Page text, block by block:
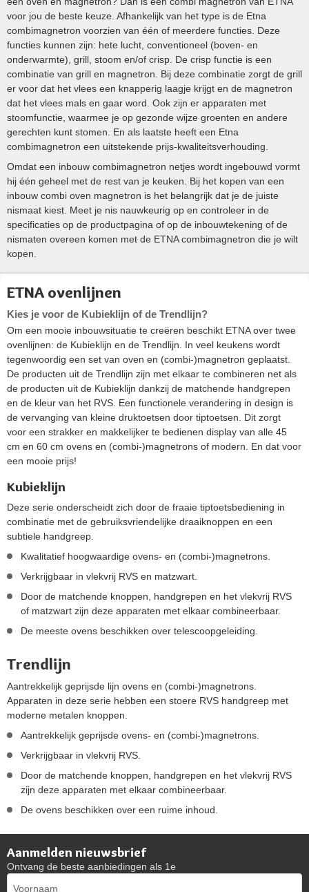
voor jou de beste keuze. Afhankelijk van het type is de Etna
combimagnetron voorzien van één of meerdere functies. Deze
functies kunnen zijn: hete lucht, conventioneel (boven- en
onderwarmte), grill, stoom en/of crisp. De crisp functie is een
combinatie van grill en magnetron. Bij deze combinatie zorgt de grill
er voor dat het vlees een knapperig laagje krijgt en de magnetron
dat het vlees mals en gaar word. Ook zijn er apparaten met
stoomfunctie, waarmee je op gezonde wijze groenten en andere
gerechten kunt stomen. En als laatste heeft een Etna
combimagnetron een uitstekende prijs-kwaliteitsverhouding.
Omdat een inbouw combimagnetron netjes wordt ingebouwd vormt
hij één geheel met de rest van je keuken. Bij het kopen van een
inbouw combi oven magnetron is het belangrijk dat je de juiste
nismaat kiest. Meet je nis nauwkeurig op en controleer in de
specificaties op de productpagina of op de inbouwtekening of de
nismaten overeen komen met de ETNA combimagnetron die je wilt
kopen.
ETNA ovenlijnen
Kies je voor de Kubieklijn of de Trendlijn?
Om een mooie inbouwsituatie te creëren beschikt ETNA over twee
ovenlijnen: de Kubieklijn en de Trendlijn. In veel keukens wordt
tegenwoordig een set van oven en (combi-)magnetron geplaatst.
De producten uit de Trendlijn zijn met elkaar te combineren net als
de producten uit de Kubieklijn dankzij de matchende handgrepen
en de kleur van het RVS. Een functionele verandering in design is
de vervanging van kleine druktoetsen door tiptoetsen. Dit zorgt
voor een strakker en makkelijker te bedienen display van alle 45
cm en 60 cm ovens en (combi-)magnetrons of modern. En dat voor
een mooie prijs!
Kubieklijn
Deze serie onderscheidt zich door de fraaie tiptoetsbediening in
combinatie met de gebruiksvriendelijke draaiknoppen en een
subtiele handgreep.
Kwalitatief hoogwaardige ovens- en (combi-)magnetrons.
Verkrijgbaar in vlekvrij RVS en matzwart.
Door de matchende knoppen, handgrepen en het vlekvrij RVS
of matzwart zijn deze apparaten met elkaar combineerbaar.
De meeste ovens beschikken over telescoopgeleiding.
Trendlijn
Aantrekkelijk geprijsde lijn ovens en (combi-)magnetrons.
Apparaten in deze serie hebben een stoere RVS handgreep met
moderne metalen knoppen.
Aantrekkelijk geprijsde ovens- en (combi-)magnetrons.
Verkrijgbaar in vlekvrij RVS.
Door de matchende knoppen, handgrepen en het vlekvrij RVS
zijn deze apparaten met elkaar combineerbaar.
De ovens beschikken over een ruime inhoud.
Aanmelden nieuwsbrief
Ontvang de beste aanbiedingen als 1e